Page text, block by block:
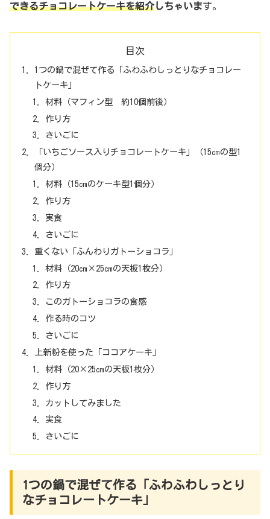
できるチョコレートケーキを紹介しちゃいます。
目次
1つの鍋で混ぜて作る「ふわふわしっとりなチョコレー
トケーキ」
材料（マフィン型 約10個前後）
作り方
さいごに
「いちごソース入りチョコレートケーキ」（15㎝の型1
個分）
材料（15㎝のケーキ型1個分）
作り方
実食
さいごに
重くない「ふんわりガトーショコラ」
材料（20㎝×25㎝の天板1枚分）
作り方
このガトーショコラの食感
作る時のコツ
さいごに
上新粉を使った「ココアケーキ」
材料（20×25㎝の天板1枚分）
作り方
カットしてみました
実食
さいごに
1つの鍋で混ぜて作る「ふわふわしっとり
なチョコレートケーキ」